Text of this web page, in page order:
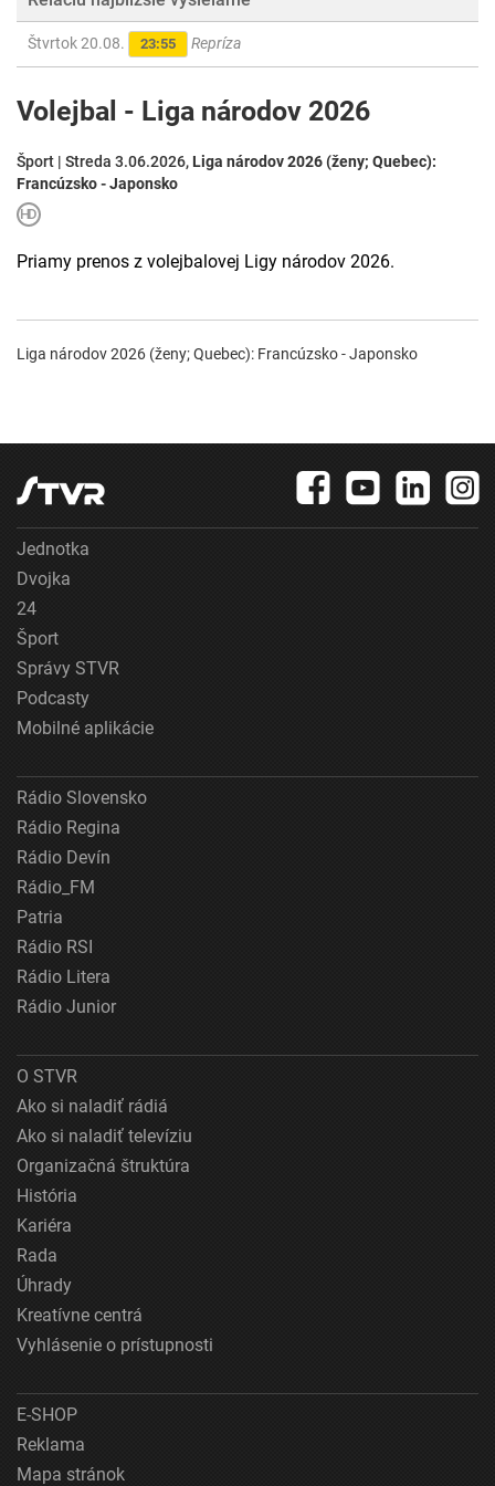
Štvrtok 20.08. 23:55 Repríza
Volejbal - Liga národov 2026
Šport | Streda 3.06.2026, Liga národov 2026 (ženy; Quebec):
Francúzsko - Japonsko
Priamy prenos z volejbalovej Ligy národov 2026.
Liga národov 2026 (ženy; Quebec): Francúzsko - Japonsko
Jednotka
Dvojka
24
Šport
Správy STVR
Podcasty
Mobilné aplikácie
Rádio Slovensko
Rádio Regina
Rádio Devín
Rádio_FM
Patria
Rádio RSI
Rádio Litera
Rádio Junior
O STVR
Ako si naladiť rádiá
Ako si naladiť televíziu
Organizačná štruktúra
História
Kariéra
Rada
Úhrady
Kreatívne centrá
Vyhlásenie o prístupnosti
E-SHOP
Reklama
Mapa stránok